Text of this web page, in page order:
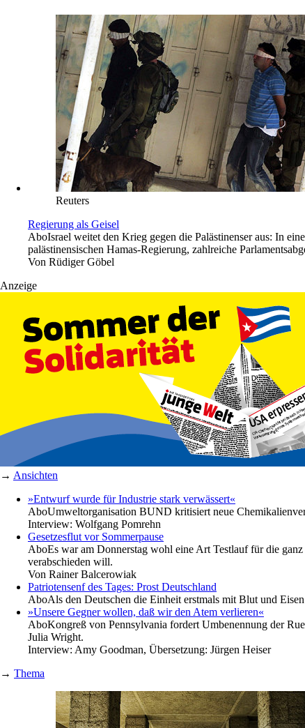
Reuters
Regierung als Geisel
AboIsrael weitet den Krieg gegen die Palästinenser aus: In
palästinensischen Hamas-Regierung, zahlreiche
Von Rüdiger Göbel
Anzeige
→ Ansichten
»Entwurf wurde für Industrie stark verwässert«
AboUmweltorganisation BUND kritisiert neue
Interview: Wolfgang Pomrehn
Gesetzesflut vor Sommerpause
AboEs war am Donnerstag wohl eine Art Testlauf für die
verabschieden will.
Von Rainer Balcerowiak
Patriotensenf des Tages: Prost Deutschland
AboAls den Deutschen die Einheit erstmals mit Blut und
»Unsere Gegner wollen, daß wir den Atem verlieren«
AboKongreß von Pennsylvania fordert Umbenennung der
Julia Wright.
Interview: Amy Goodman, Übersetzung: Jürgen Heiser
→ Thema